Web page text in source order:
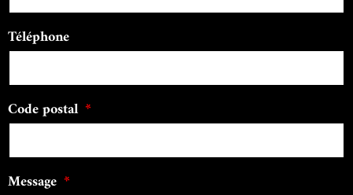
Téléphone
Code postal
Message